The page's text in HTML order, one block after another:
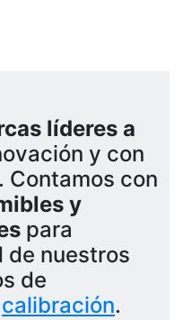
líderes a
y con
Contamos con
y
para
de nuestros
de
calibración.